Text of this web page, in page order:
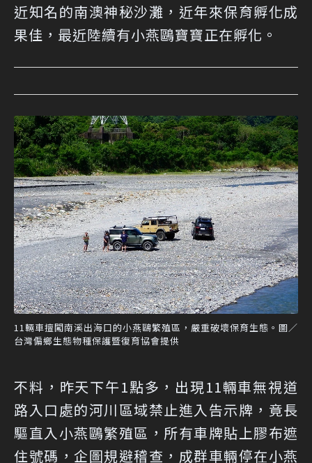
近知名的南澳神秘沙灘，近年來保育孵化成
果佳，最近陸續有小燕鷗寶寶正在孵化。
11輛車擅闖南溪出海口的小燕鷗繁殖區，嚴重破壞保育生態。圖／
台灣偏鄉生態物種保護暨復育協會提供
不料，昨天下午1點多，出現11輛車無視道
路入口處的河川區域禁止進入告示牌，竟長
驅直入小燕鷗繁殖區，所有車牌貼上膠布遮
住號碼，企圖規避稽查，成群車輛停在小燕